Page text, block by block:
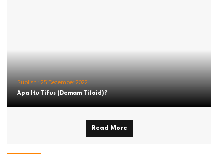
Publish : 25 December 2022
Apa Itu Tifus (Demam Tifoid)?
Read More